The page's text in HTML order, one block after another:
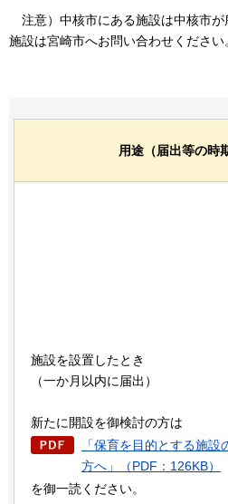
注意）中核市にある施設は中核市
施設は宮崎市へお問い合わせください
用途（届出等の時
施設を設置したとき
（一か月以内に届出）
新たに開設を御検討の方は
「保育を目的とする施
方へ」（PDF：126KB）
を御一読ください。